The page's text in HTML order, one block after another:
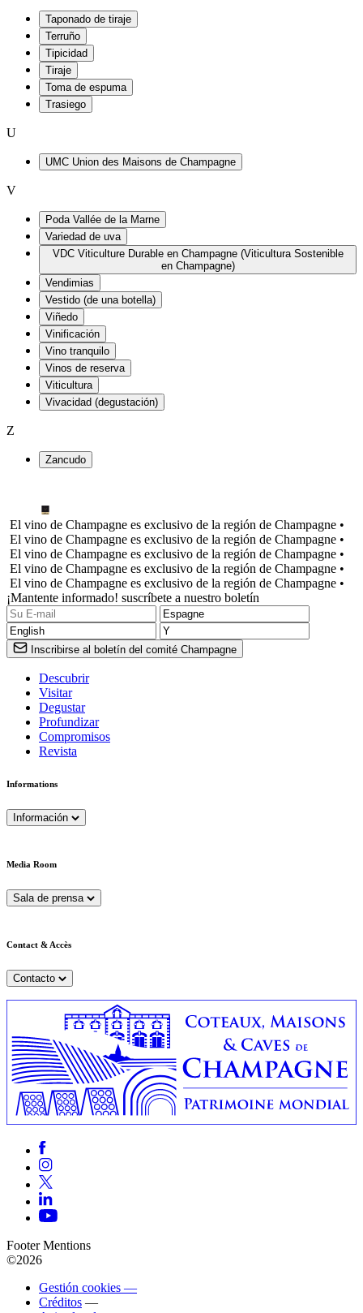
Taponado de tiraje
Terruño
Tipicidad
Tiraje
Toma de espuma
Trasiego
U
UMC Union des Maisons de Champagne
V
Poda Vallée de la Marne
Variedad de uva
VDC Viticulture Durable en Champagne (Viticultura Sostenible
en Champagne)
Vendimias
Vestido (de una botella)
Viñedo
Vinificación
Vino tranquilo
Vinos de reserva
Viticultura
Vivacidad (degustación)
Z
Zancudo
El vino de Champagne es exclusivo de la región de Champagne •
El vino de Champagne es exclusivo de la región de Champagne •
El vino de Champagne es exclusivo de la región de Champagne •
El vino de Champagne es exclusivo de la región de Champagne •
El vino de Champagne es exclusivo de la región de Champagne •
¡Mantente informado! suscríbete a nuestro boletín
Inscribirse al boletín del comité Champagne
Descubrir
Visitar
Degustar
Profundizar
Compromisos
Revista
Informations
Información
Media Room
Sala de prensa
Contact & Accès
Contacto
Footer Mentions
©2026
Gestión cookies —
Créditos —